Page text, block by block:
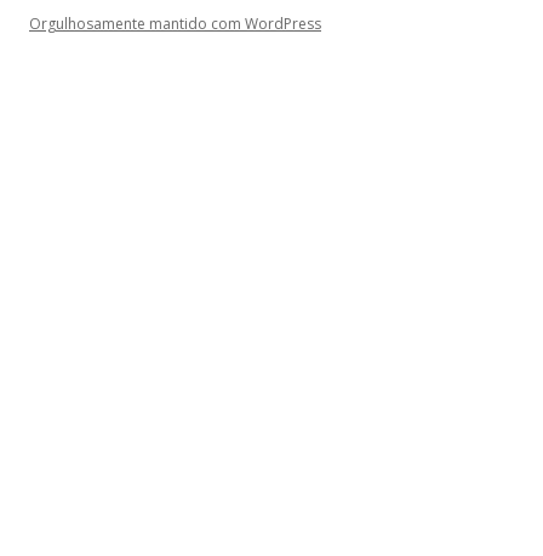
Orgulhosamente mantido com WordPress